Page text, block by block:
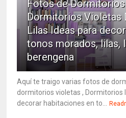
Fotos de
Dormitorios Violetas
Lilas Ideas para
tonos morados, lilas,
berengena
Aquí te traigo varias fotos de
dormitorios violetas , Dormitorios
decorar habitaciones en to...